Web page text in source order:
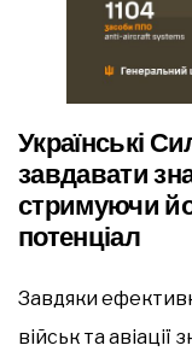
Українські
завдавати
стримуючи
потенціал
Завдяки
військ та